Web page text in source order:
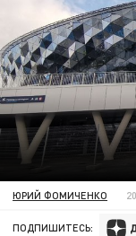
ЮРИЙ ФОМИЧЕНКО
ПОДПИШИТЕСЬ: